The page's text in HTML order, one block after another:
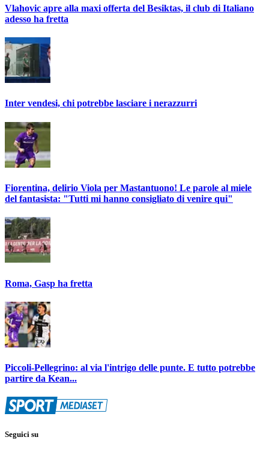
Vlahovic apre alla maxi offerta del Besiktas, il club di Italiano
adesso ha fretta
Inter vendesi, chi potrebbe lasciare i nerazzurri
Fiorentina, delirio Viola per Mastantuono! Le parole al miele
del fantasista: "Tutti mi hanno consigliato di venire qui"
Roma, Gasp ha fretta
Piccoli-Pellegrino: al via l'intrigo delle punte. E tutto potrebbe
partire da Kean...
Seguici su